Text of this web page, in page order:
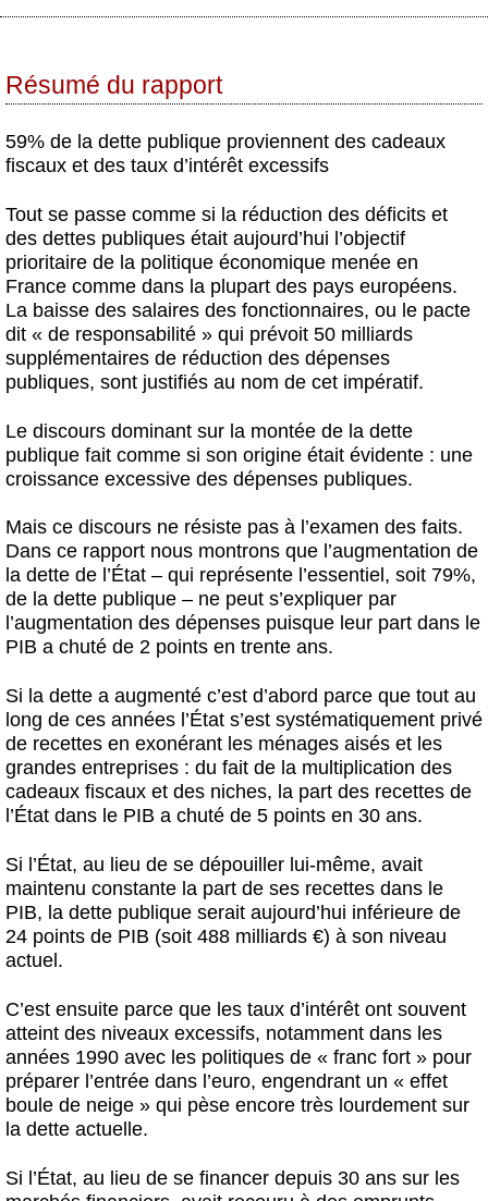
Résumé du rapport
59% de la dette publique proviennent des cadeaux
fiscaux et des taux d’intérêt excessifs
Tout se passe comme si la réduction des déficits et
des dettes publiques était aujourd’hui l’objectif
prioritaire de la politique économique menée en
France comme dans la plupart des pays européens.
La baisse des salaires des fonctionnaires, ou le pacte
dit « de responsabilité » qui prévoit 50 milliards
supplémentaires de réduction des dépenses
publiques, sont justifiés au nom de cet impératif.
Le discours dominant sur la montée de la dette
publique fait comme si son origine était évidente : une
croissance excessive des dépenses publiques.
Mais ce discours ne résiste pas à l’examen des faits.
Dans ce rapport nous montrons que l’augmentation de
la dette de l’État – qui représente l’essentiel, soit 79%,
de la dette publique – ne peut s’expliquer par
l’augmentation des dépenses puisque leur part dans le
PIB a chuté de 2 points en trente ans.
Si la dette a augmenté c’est d’abord parce que tout au
long de ces années l’État s’est systématiquement privé
de recettes en exonérant les ménages aisés et les
grandes entreprises : du fait de la multiplication des
cadeaux fiscaux et des niches, la part des recettes de
l’État dans le PIB a chuté de 5 points en 30 ans.
Si l’État, au lieu de se dépouiller lui-même, avait
maintenu constante la part de ses recettes dans le
PIB, la dette publique serait aujourd’hui inférieure de
24 points de PIB (soit 488 milliards €) à son niveau
actuel.
C’est ensuite parce que les taux d’intérêt ont souvent
atteint des niveaux excessifs, notamment dans les
années 1990 avec les politiques de « franc fort » pour
préparer l’entrée dans l’euro, engendrant un « effet
boule de neige » qui pèse encore très lourdement sur
la dette actuelle.
Si l’État, au lieu de se financer depuis 30 ans sur les